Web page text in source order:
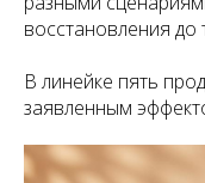
восстановления
В линейке пять
заявленным